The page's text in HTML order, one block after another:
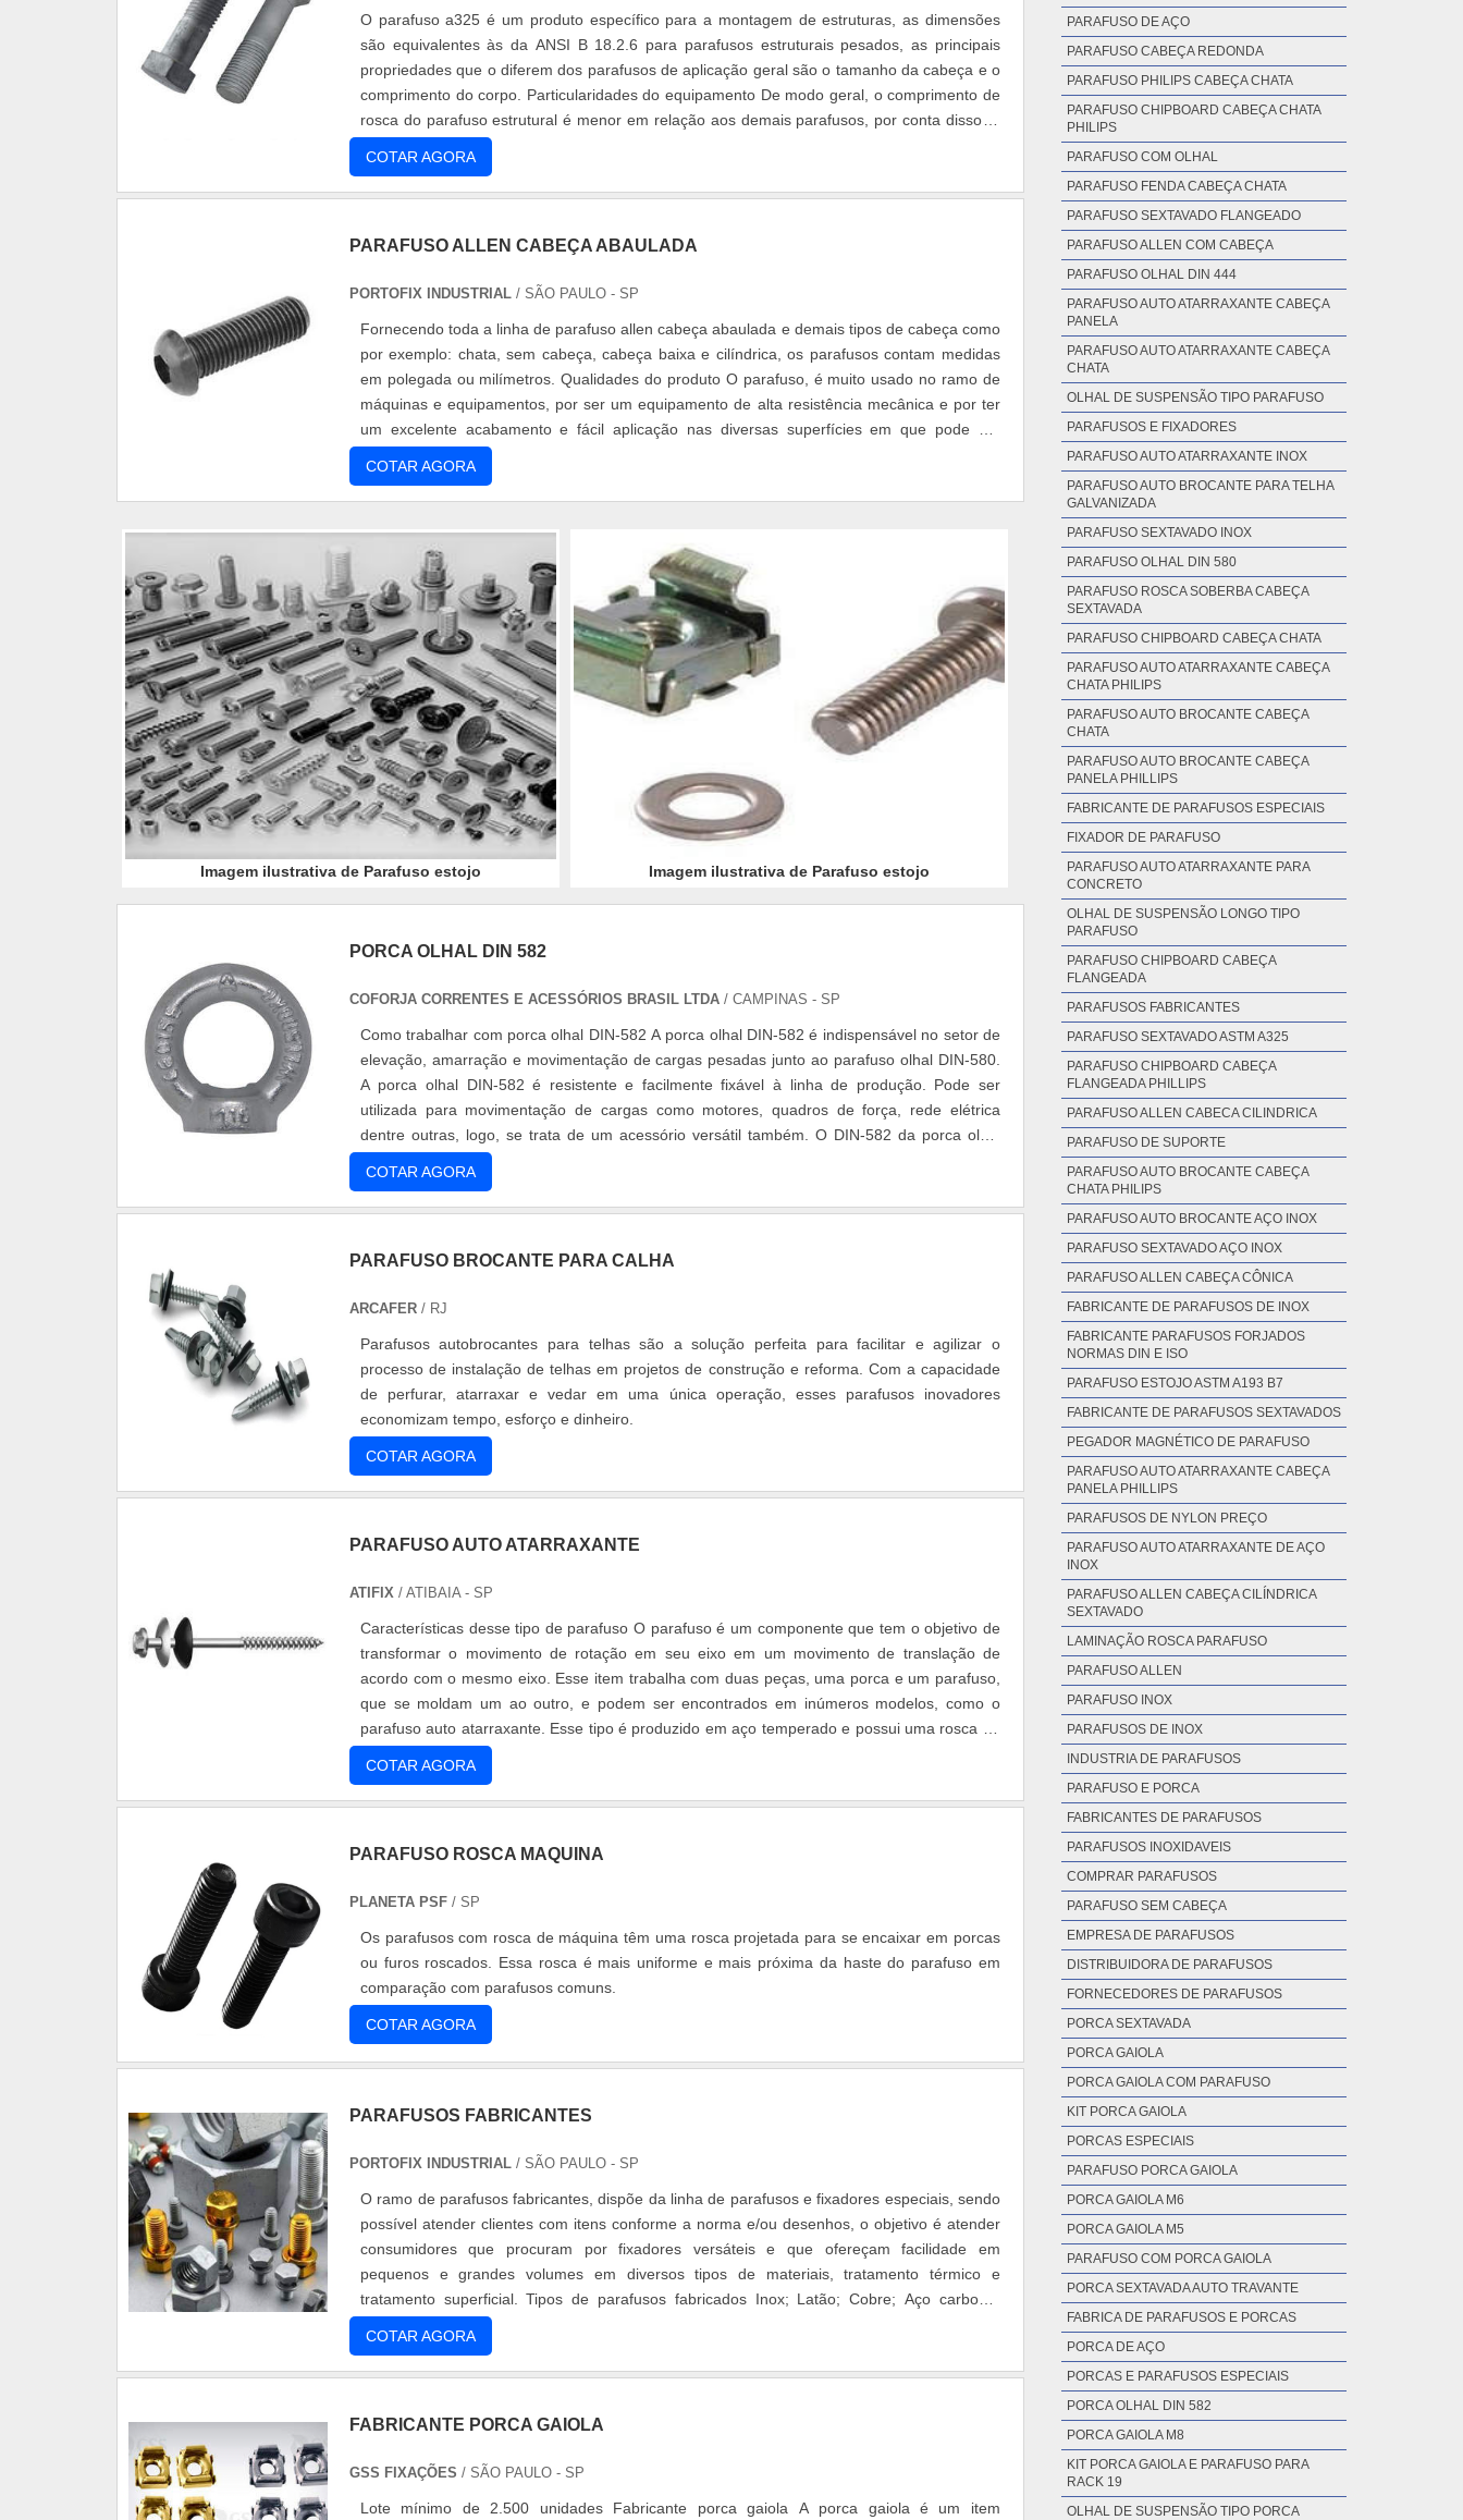
O parafuso a325 é um produto específico para a montagem de estruturas, as dimensões
são equivalentes às da ANSI B 18.2.6 para parafusos estruturais pesados, as principais
propriedades que o diferem dos parafusos de aplicação geral são o tamanho da cabeça e o
comprimento do corpo. Particularidades do equipamento De modo geral, o comprimento de
rosca do parafuso estrutural é menor em relação aos demais parafusos, por conta disso, é
COTAR AGORA
PARAFUSO ALLEN CABEÇA ABAULADA
PORTOFIX INDUSTRIAL / SÃO PAULO - SP
Fornecendo toda a linha de parafuso allen cabeça abaulada e demais tipos de cabeça como
por exemplo: chata, sem cabeça, cabeça baixa e cilíndrica, os parafusos contam medidas
em polegada ou milímetros. Qualidades do produto O parafuso, é muito usado no ramo de
máquinas e equipamentos, por ser um equipamento de alta resistência mecânica e por ter
um excelente acabamento e fácil aplicação nas diversas superfícies em que pode ser
COTAR AGORA
Imagem ilustrativa de Parafuso estojo Imagem ilustrativa de Parafuso estojo
PORCA OLHAL DIN 582
COFORJA CORRENTES E ACESSÓRIOS BRASIL LTDA/ CAMPINAS - SP
Como trabalhar com porca olhal DIN-582 A porca olhal DIN-582 é indispensável no setor de
elevação, amarração e movimentação de cargas pesadas junto ao parafuso olhal DIN-580.
A porca olhal DIN-582 é resistente e facilmente fixável à linha de produção. Pode ser
utilizada para movimentação de cargas como motores, quadros de força, rede elétrica
dentre outras, logo, se trata de um acessório versátil também. O DIN-582 da porca olhal
COTAR AGORA
PARAFUSO BROCANTE PARA CALHA
ARCAFER/ RJ
Parafusos autobrocantes para telhas são a solução perfeita para facilitar e agilizar o
processo de instalação de telhas em projetos de construção e reforma. Com a capacidade
de perfurar, atarraxar e vedar em uma única operação, esses parafusos inovadores
economizam tempo, esforço e dinheiro.
COTAR AGORA
PARAFUSO AUTO ATARRAXANTE
ATIFIX/ ATIBAIA - SP
Características desse tipo de parafuso O parafuso é um componente que tem o objetivo de
transformar o movimento de rotação em seu eixo em um movimento de translação de
acordo com o mesmo eixo. Esse item trabalha com duas peças, uma porca e um parafuso,
que se moldam um ao outro, e podem ser encontrados em inúmeros modelos, como o
parafuso auto atarraxante. Esse tipo é produzido em aço temperado e possui uma rosca de
passo largo que conta com u....
COTAR AGORA
PARAFUSO ROSCA MAQUINA
PLANETA PSF/ SP
Os parafusos com rosca de máquina têm uma rosca projetada para se encaixar em porcas
ou furos roscados. Essa rosca é mais uniforme e mais próxima da haste do parafuso em
comparação com parafusos comuns.
COTAR AGORA
PARAFUSOS FABRICANTES
PORTOFIX INDUSTRIAL/ SÃO PAULO - SP
O ramo de parafusos fabricantes, dispõe da linha de parafusos e fixadores especiais, sendo
possível atender clientes com itens conforme a norma e/ou desenhos, o objetivo é atender
consumidores que procuram por fixadores versáteis e que ofereçam facilidade em
pequenos e grandes volumes em diversos tipos de materiais, tratamento térmico e
tratamento superficial. Tipos de parafusos fabricados Inox; Latão; Cobre; Aço carbono;
Nylon. Inúmeros clien....
COTAR AGORA
FABRICANTE PORCA GAIOLA
GSS FIXAÇÕES / SÃO PAULO - SP
Lote mínimo de 2.500 unidades Fabricante porca gaiola A porca gaiola é um item
PARAFUSO DE AÇO
PARAFUSO CABEÇA REDONDA
PARAFUSO PHILIPS CABEÇA CHATA
PARAFUSO CHIPBOARD CABEÇA CHATA
PHILIPS
PARAFUSO COM OLHAL
PARAFUSO FENDA CABEÇA CHATA
PARAFUSO SEXTAVADO FLANGEADO
PARAFUSO ALLEN COM CABEÇA
PARAFUSO OLHAL DIN 444
PARAFUSO AUTO ATARRAXANTE CABEÇA
PANELA
PARAFUSO AUTO ATARRAXANTE CABEÇA
CHATA
OLHAL DE SUSPENSÃO TIPO PARAFUSO
PARAFUSOS E FIXADORES
PARAFUSO AUTO ATARRAXANTE INOX
PARAFUSO AUTO BROCANTE PARA TELHA
GALVANIZADA
PARAFUSO SEXTAVADO INOX
PARAFUSO OLHAL DIN 580
PARAFUSO ROSCA SOBERBA CABEÇA
SEXTAVADA
PARAFUSO CHIPBOARD CABEÇA CHATA
PARAFUSO AUTO ATARRAXANTE CABEÇA
CHATA PHILIPS
PARAFUSO AUTO BROCANTE CABEÇA
CHATA
PARAFUSO AUTO BROCANTE CABEÇA
PANELA PHILLIPS
FABRICANTE DE PARAFUSOS ESPECIAIS
FIXADOR DE PARAFUSO
PARAFUSO AUTO ATARRAXANTE PARA
CONCRETO
OLHAL DE SUSPENSÃO LONGO TIPO
PARAFUSO
PARAFUSO CHIPBOARD CABEÇA
FLANGEADA
PARAFUSOS FABRICANTES
PARAFUSO SEXTAVADO ASTM A325
PARAFUSO CHIPBOARD CABEÇA
FLANGEADA PHILLIPS
PARAFUSO ALLEN CABECA CILINDRICA
PARAFUSO DE SUPORTE
PARAFUSO AUTO BROCANTE CABEÇA
CHATA PHILIPS
PARAFUSO AUTO BROCANTE AÇO INOX
PARAFUSO SEXTAVADO AÇO INOX
PARAFUSO ALLEN CABEÇA CÔNICA
FABRICANTE DE PARAFUSOS DE INOX
FABRICANTE PARAFUSOS FORJADOS
NORMAS DIN E ISO
PARAFUSO ESTOJO ASTM A193 B7
FABRICANTE DE PARAFUSOS SEXTAVADOS
PEGADOR MAGNÉTICO DE PARAFUSO
PARAFUSO AUTO ATARRAXANTE CABEÇA
PANELA PHILLIPS
PARAFUSOS DE NYLON PREÇO
PARAFUSO AUTO ATARRAXANTE DE AÇO
INOX
PARAFUSO ALLEN CABEÇA CILÍNDRICA
SEXTAVADO
LAMINAÇÃO ROSCA PARAFUSO
PARAFUSO ALLEN
PARAFUSO INOX
PARAFUSOS DE INOX
INDUSTRIA DE PARAFUSOS
PARAFUSO E PORCA
FABRICANTES DE PARAFUSOS
PARAFUSOS INOXIDAVEIS
COMPRAR PARAFUSOS
PARAFUSO SEM CABEÇA
EMPRESA DE PARAFUSOS
DISTRIBUIDORA DE PARAFUSOS
FORNECEDORES DE PARAFUSOS
PORCA SEXTAVADA
PORCA GAIOLA
PORCA GAIOLA COM PARAFUSO
KIT PORCA GAIOLA
PORCAS ESPECIAIS
PARAFUSO PORCA GAIOLA
PORCA GAIOLA M6
PORCA GAIOLA M5
PARAFUSO COM PORCA GAIOLA
PORCA SEXTAVADA AUTO TRAVANTE
FABRICA DE PARAFUSOS E PORCAS
PORCA DE AÇO
PORCAS E PARAFUSOS ESPECIAIS
PORCA OLHAL DIN 582
PORCA GAIOLA M8
KIT PORCA GAIOLA E PARAFUSO PARA
RACK 19
OLHAL DE SUSPENSÃO TIPO PORCA